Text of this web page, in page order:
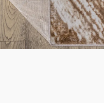
Современные бежевые
ковры в спальню